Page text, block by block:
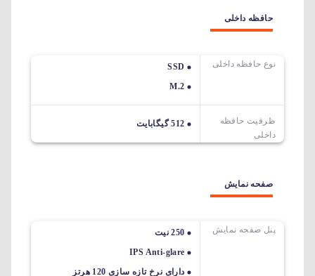
حافظه داخلی
نوع حافظه داخلی
SSD
M.2
ظرفیت حافظه
داخلی
512 گیگابایت
صفحه نمایش
پنل صفحه نمایش
250 نیت
IPS Anti-glare
دارای نرخ تازه سازی 120 هرتز